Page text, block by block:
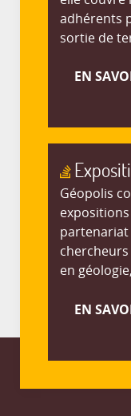
adhérents
sortie de
EN
Géopolis
partenariat
en
EN